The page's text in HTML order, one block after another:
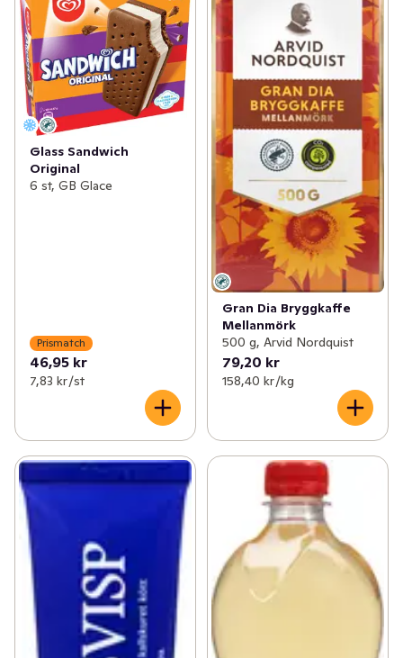
Glass Sandwich
Original
6 st, GB Glace
Prismatch
46,95 kr
7,83 kr /st
Gran Dia Bryggkaffe
Mellanmörk
500 g, Arvid Nordquist
79,20 kr
158,40 kr /kg